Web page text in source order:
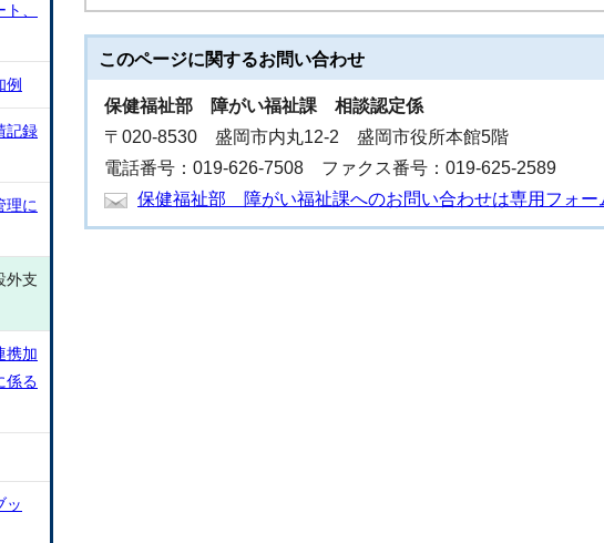
このページに関するお問い合わせ
保健福祉部
障がい福祉課 相談認定係
〒020-8530 盛岡市内丸12-2 盛岡市役所本館5階
電話番号：019-626-7508 ファクス番号：019-625-2589
保健福祉部 障がい福祉課へのお問い合わせは専用フォー
、
例
記録
理に
外支
携加
係る
ッ